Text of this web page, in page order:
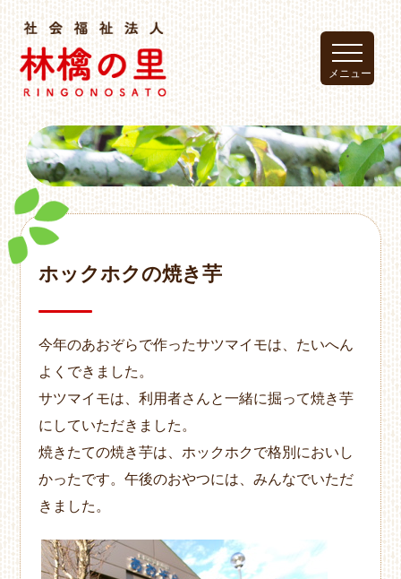
メニュー
ホックホクの焼き芋
今年のあおぞらで作ったサツマイモは、たいへん
よくできました。
サツマイモは、利用者さんと一緒に掘って焼き芋
にしていただきました。
焼きたての焼き芋は、ホックホクで格別においし
かったです。午後のおやつには、みんなでいただ
きました。